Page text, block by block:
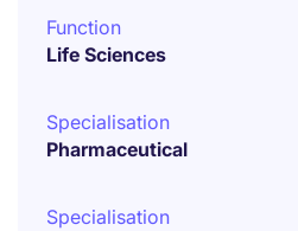
Function
Life Sciences
Specialisation
Pharmaceutical
Specialisation